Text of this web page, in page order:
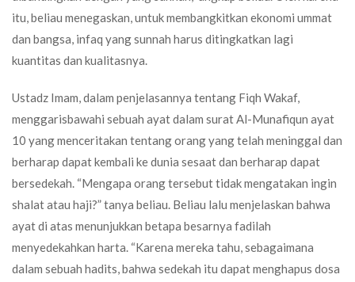
itu, beliau menegaskan, untuk membangkitkan ekonomi ummat
dan bangsa, infaq yang sunnah harus ditingkatkan lagi
kuantitas dan kualitasnya.
Ustadz Imam, dalam penjelasannya tentang Fiqh Wakaf,
menggarisbawahi sebuah ayat dalam surat Al-Munafiqun ayat
10 yang menceritakan tentang orang yang telah meninggal dan
berharap dapat kembali ke dunia sesaat dan berharap dapat
bersedekah. “Mengapa orang tersebut tidak mengatakan ingin
shalat atau haji?” tanya beliau. Beliau lalu menjelaskan bahwa
ayat di atas menunjukkan betapa besarnya fadilah
menyedekahkan harta. “Karena mereka tahu, sebagaimana
dalam sebuah hadits, bahwa sedekah itu dapat menghapus dosa